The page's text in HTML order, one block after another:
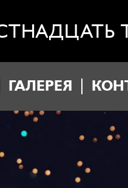
ГАЛЕРЕЯ